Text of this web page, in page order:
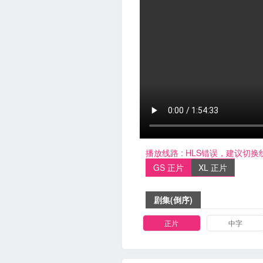
播放线路 : HLS错误，建议切换
GS 正片
XL 正片
剧集(倒序)
正片 中字